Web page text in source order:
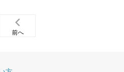
前へ